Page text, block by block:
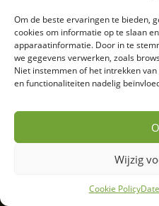
Om de beste ervaringen te bieden,
cookies om informatie op te slaan
apparaatinformatie. Door in te
we gegevens verwerken, zoals
Niet instemmen of het intrekken
en functionaliteiten nadelig
Wijzig
Cookie Policy
Goorstraat
5131 RG Alphen